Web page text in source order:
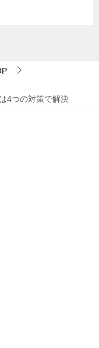
4つの対策で解決